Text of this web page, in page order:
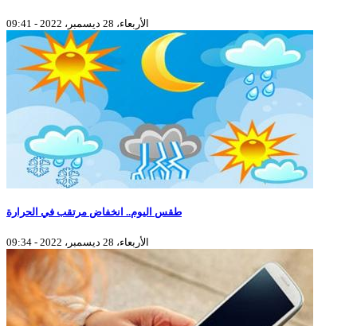
الأربعاء، 28 ديسمبر، 2022 - 09:41
طقس اليوم.. انخفاض مرتقب في الحرارة
الأربعاء، 28 ديسمبر، 2022 - 09:34